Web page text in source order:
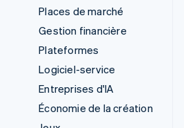
Places de marché
Gestion financière
Plateformes
Logiciel-service
Entreprises d'IA
Économie de la création